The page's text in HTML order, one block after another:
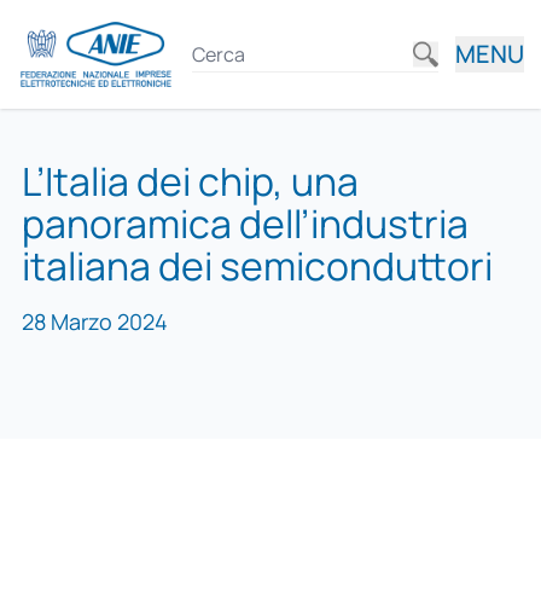
MENU
L’Italia dei chip, una
panoramica dell’industria
italiana dei semiconduttori
28 Marzo 2024